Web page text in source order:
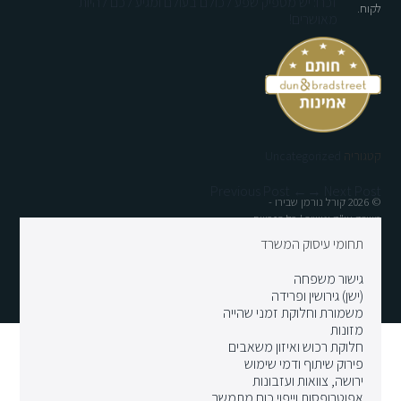
קטגוריה
תחומי עיסוק המשרד
גישור משפחה
(ישן) גירושין ופרידה
משמורת וחלוקת זמני שהייה
מזונות
חלוקת רכוש ואיזון משאבים
פירוק שיתוף ודמי שימוש
ירושה, צוואות ועזבונות
לקוח.
© 2026 קורל נורמן שבירו -
משרד עו"ד וגישור | כל הזכויות
דף הביתאודות צרו קשר